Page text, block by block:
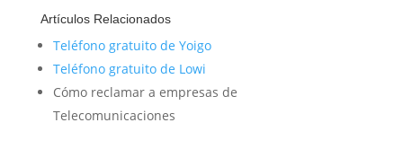
Artículos Relacionados
Teléfono gratuito de Yoigo
Teléfono gratuito de Lowi
Cómo reclamar a empresas de
Telecomunicaciones